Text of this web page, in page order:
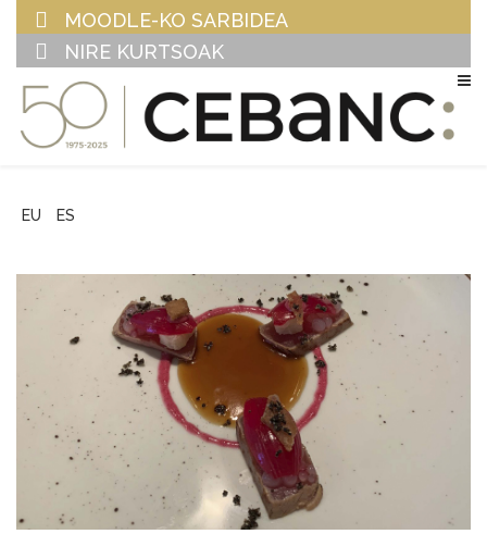
MOODLE-KO SARBIDEA
NIRE KURTSOAK
EU ES